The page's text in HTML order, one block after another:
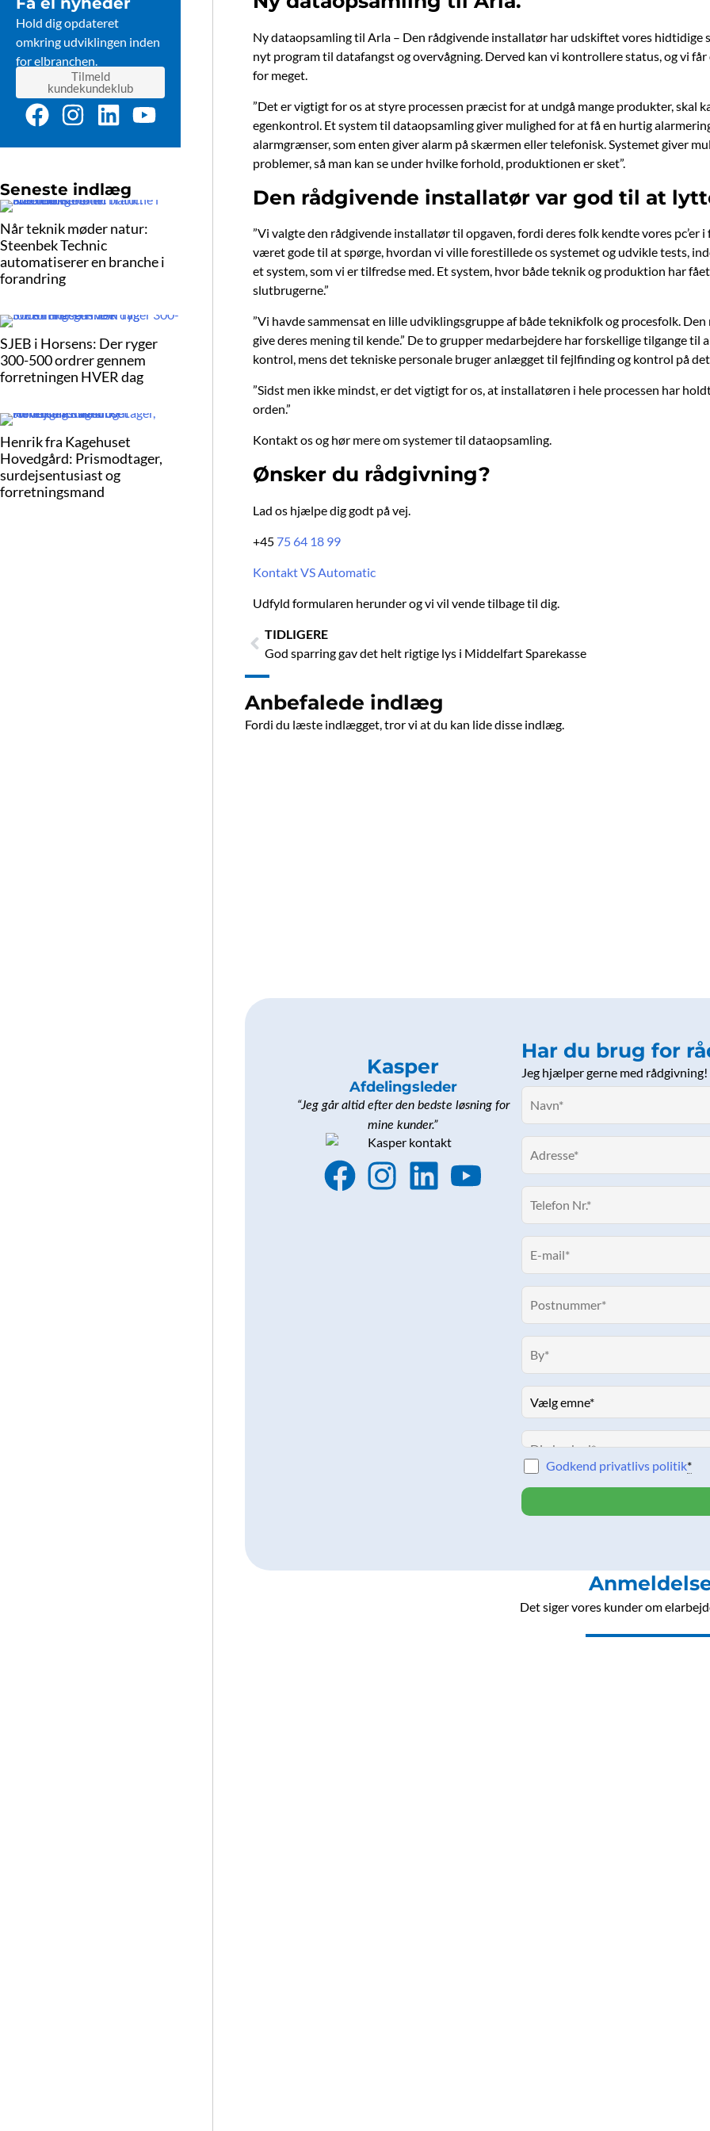
Hold dig opdateret
omkring udviklingen inden
for elbranchen.
Tilmeld
kundekundeklub
F
a
c
e
b
o
o
k
I
n
s
t
a
g
r
a
L
i
n
k
e
d
i
n
Y
u
u
b
e
Seneste indlæg
Når teknik møder natur:
Steenbek Technic
automatiserer en branche i
forandring
SJEB i Horsens: Der ryger
300-500 ordrer gennem
forretningen HVER dag
Henrik fra Kagehuset
Hovedgård: Prismodtager,
surdejsentusiast og
forretningsmand
Ny dataopsamling til Arla – Den rådgivende installatør har udskiftet vores hidtidige
nyt program til datafangst og overvågning. Derved kan vi kontrollere status, og vi
for meget.
”Det er vigtigt for os at styre processen præcist for at undgå mange produkter, skal
egenkontrol. Et system til dataopsamling giver mulighed for at få en hurtig
alarmgrænser, som enten giver alarm på skærmen eller telefonisk. Systemet giver
problemer, så man kan se under hvilke forhold, produktionen er sket”.
Den rådgivende installatør var god til at
”Vi valgte den rådgivende installatør til opgaven, fordi deres folk kendte vores
været gode til at spørge, hvordan vi ville forestillede os systemet og udvikle tests,
et system, som vi er tilfredse med. Et system, hvor både teknik og produktion har
slutbrugerne.”
”Vi havde sammensat en lille udviklingsgruppe af både teknikfolk og procesfolk.
give deres mening til kende.” De to grupper medarbejdere har forskellige tilgange
kontrol, mens det tekniske personale bruger anlægget til fejlfinding og kontrol på det
”Sidst men ikke mindst, er det vigtigt for os, at installatøren i hele processen har
orden.”
Kontakt os og hør mere om systemer til dataopsamling.
Ønsker du rådgivning?
Lad os hjælpe dig godt på vej.
+45 75 64 18 99
Kontakt VS Automatic
Udfyld formularen herunder og vi vil vende tilbage til dig.
Tidligere
TIDLIGERE
God sparring gav det helt rigtige lys i Middelfart Sparekasse​
Anbefalede indlæg
Fordi du læste indlægget, tror vi at du kan lide disse indlæg.
Kasper
Afdelingsleder
“Jeg går altid efter den bedste løsning for
mine kunder.”
F
a
I
n
L
i
Y
o
Har du brug for
Jeg hjælper gerne med rådgivning!
Godkend privatlivs politik*
Det siger vores kunder om